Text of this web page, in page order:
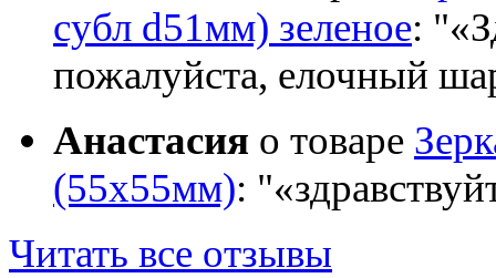
субл d51мм) зеленое:
пожалуйста, елочный
Анастасия о товаре
(55х55мм):
Читать все отзывы